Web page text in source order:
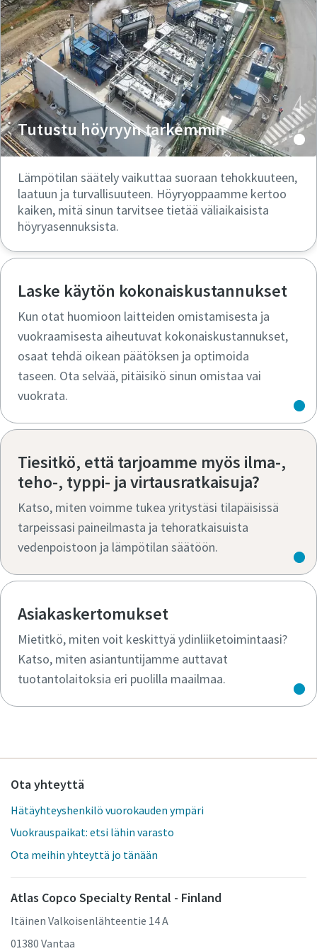
Tutustu höyryyn tarkemmin
Lämpötilan säätely vaikuttaa suoraan tehokkuuteen,
laatuun ja turvallisuuteen. Höyryoppaamme kertoo
kaiken, mitä sinun tarvitsee tietää väliaikaisista
höyryasennuksista.
Laske käytön kokonaiskustannukset
Kun otat huomioon laitteiden omistamisesta ja
vuokraamisesta aiheutuvat kokonaiskustannukset,
osaat tehdä oikean päätöksen ja optimoida
taseen. Ota selvää, pitäisikö sinun omistaa vai
vuokrata.
Tiesitkö, että tarjoamme myös ilma-,
teho-, typpi- ja virtausratkaisuja?
Katso, miten voimme tukea yritystäsi tilapäisissä
tarpeissasi paineilmasta ja tehoratkaisuista
vedenpoistoon ja lämpötilan säätöön.
Asiakaskertomukset
Mietitkö, miten voit keskittyä ydinliiketoimintaasi?
Katso, miten asiantuntijamme auttavat
tuotantolaitoksia eri puolilla maailmaa.
Ota yhteyttä
Hätäyhteyshenkilö vuorokauden ympäri
Vuokrauspaikat: etsi lähin varasto
Ota meihin yhteyttä jo tänään
Atlas Copco Specialty Rental - Finland
Itäinen Valkoisenlähteentie 14 A
01380 Vantaa